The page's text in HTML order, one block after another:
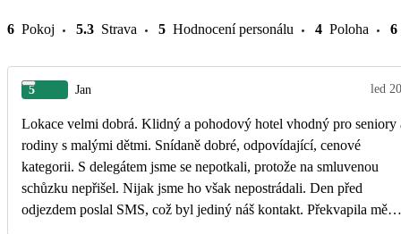
6 Pokoj 5.3 Strava 5 Hodnocení personálu 4 Poloha 6
5 Jan led
Lokace velmi dobrá. Klidný a pohodový hotel vhodný pro seniory
rodiny s malými dětmi. Snídaně dobré, odpovídající, cenové
kategorii. S delegátem jsme se nepotkali, protože na smluvenou
schůzku nepřišel. Nijak jsme ho však nepostrádali. Den před
odjezdem poslal SMS, což byl jediný náš kontakt. Překvapila mě